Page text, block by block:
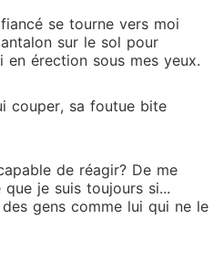
se tourne vers moi
sur le sol pour
en érection sous mes yeux.
couper, sa foutue bite
de réagir? De me
je suis toujours si...
gens comme lui qui ne le